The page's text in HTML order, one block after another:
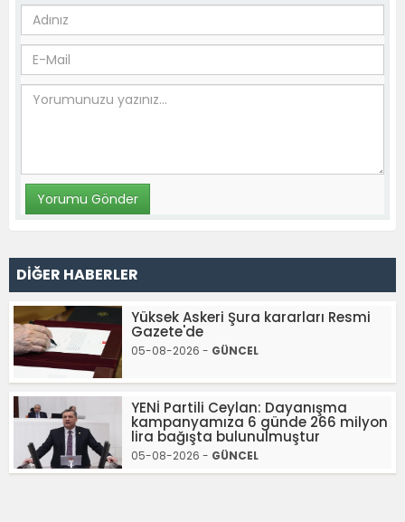
DİĞER HABERLER
Yüksek Askeri Şura kararları Resmi
Gazete'de
05-08-2026 - GÜNCEL
YENİ Partili Ceylan: Dayanışma
kampanyamıza 6 günde 266 milyon
lira bağışta bulunulmuştur
05-08-2026 - GÜNCEL